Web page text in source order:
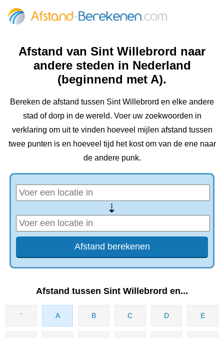
Afstand van Sint Willebrord naar
andere steden in Nederland
(beginnend met A).
Bereken de afstand tussen Sint Willebrord en elke andere
stad of dorp in de wereld. Voer uw zoekwoorden in
verklaring om uit te vinden hoeveel mijlen afstand tussen
twee punten is en hoeveel tijd het kost om van de ene naar
de andere punk.
⇢
Afstand tussen Sint Willebrord en...
' A B C D E